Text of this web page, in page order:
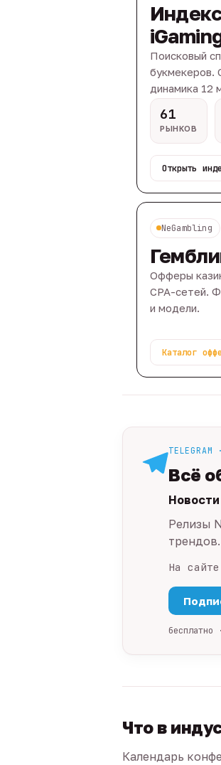
Поисковый
букмекеров.
динамика 12
61
РЫНКОВ
Открыть
NeGambling
Офферы
CPA-сетей.
и модели.
Каталог
Всё
Релизы
На
бесплатно
Что в
Календарь